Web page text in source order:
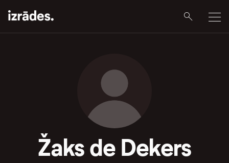
Žaks de Dekers